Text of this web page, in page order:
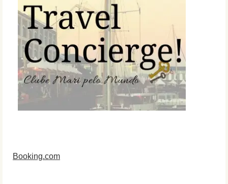
Booking.com